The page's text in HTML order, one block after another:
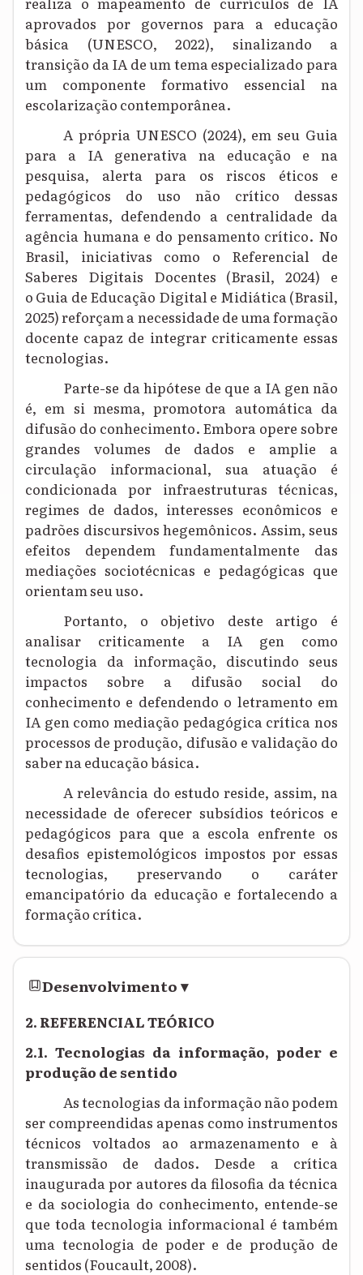
aprovados por governos para a educação
básica (UNESCO, 2022), sinalizando a
transição da IA de um tema especializado para
um componente formativo essencial na
escolarização contemporânea.
A própria UNESCO (2024), em seu Guia
para a IA generativa na educação e na
pesquisa, alerta para os riscos éticos e
pedagógicos do uso não crítico dessas
ferramentas, defendendo a centralidade da
agência humana e do pensamento crítico. No
Brasil, iniciativas como o Referencial de
Saberes Digitais Docentes (Brasil, 2024) e
o Guia de Educação Digital e Midiática (Brasil,
2025) reforçam a necessidade de uma formação
docente capaz de integrar criticamente essas
tecnologias.
Parte-se da hipótese de que a IA gen não
é, em si mesma, promotora automática da
difusão do conhecimento. Embora opere sobre
grandes volumes de dados e amplie a
circulação informacional, sua atuação é
condicionada por infraestruturas técnicas,
regimes de dados, interesses econômicos e
padrões discursivos hegemônicos. Assim, seus
efeitos dependem fundamentalmente das
mediações sociotécnicas e pedagógicas que
orientam seu uso.
Portanto, o objetivo deste artigo é
analisar criticamente a IA gen como
tecnologia da informação, discutindo seus
impactos sobre a difusão social do
conhecimento e defendendo o letramento em
IA gen como mediação pedagógica crítica nos
processos de produção, difusão e validação do
saber na educação básica.
A relevância do estudo reside, assim, na
necessidade de oferecer subsídios teóricos e
pedagógicos para que a escola enfrente os
desafios epistemológicos impostos por essas
tecnologias, preservando o caráter
emancipatório da educação e fortalecendo a
formação crítica.
Desenvolvimento▾
2. REFERENCIAL TEÓRICO
2.1. Tecnologias da informação, poder e
produção de sentido
As tecnologias da informação não podem
ser compreendidas apenas como instrumentos
técnicos voltados ao armazenamento e à
transmissão de dados. Desde a crítica
inaugurada por autores da filosofia da técnica
e da sociologia do conhecimento, entende-se
que toda tecnologia informacional é também
uma tecnologia de poder e de produção de
sentidos (Foucault, 2008).